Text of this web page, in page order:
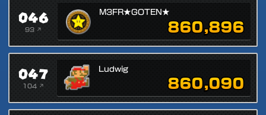
046
93 ↗
M3FR★GOTEN★
860,896
047
104 ↗
Ludwig
860,090